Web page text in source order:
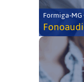
Formiga-